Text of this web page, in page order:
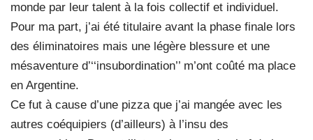
monde par leur talent à la fois collectif et individuel.
Pour ma part, j’ai été titulaire avant la phase finale lors
des éliminatoires mais une légère blessure et une
mésaventure d’‘‘insubordination’’ m’ont coûté ma place
en Argentine.
Ce fut à cause d’une pizza que j’ai mangée avec les
autres coéquipiers (d’ailleurs) à l’insu des